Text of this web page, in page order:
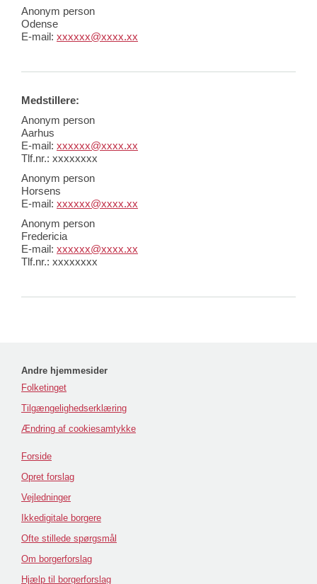
Anonym person
Odense
E-mail: xxxxxx@xxxx.xx
Medstillere:
Anonym person
Aarhus
E-mail: xxxxxx@xxxx.xx
Tlf.nr.: xxxxxxxx
Anonym person
Horsens
E-mail: xxxxxx@xxxx.xx
Anonym person
Fredericia
E-mail: xxxxxx@xxxx.xx
Tlf.nr.: xxxxxxxx
Andre hjemmesider
Folketinget
Tilgængelighedserklæring
Ændring af cookiesamtykke
Forside
Opret forslag
Vejledninger
Ikkedigitale borgere
Ofte stillede spørgsmål
Om borgerforslag
Hjælp til borgerforslag